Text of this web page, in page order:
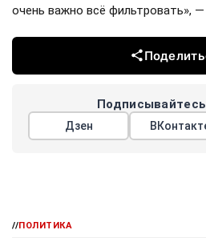
очень важно всё фильтровать»,
Дзен
//ПОЛИТИКА